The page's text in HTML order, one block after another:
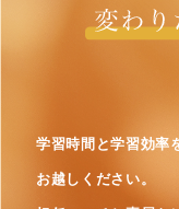
学習時間と学習効率
お越しください。